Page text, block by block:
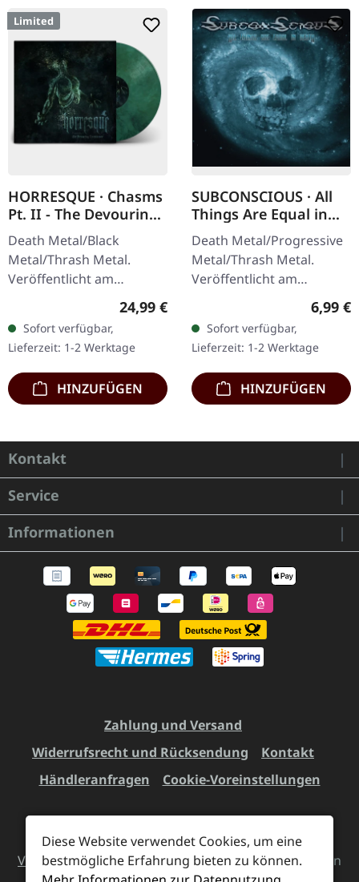
Limited
HORRESQUE · Chasms
Pt. II - The Devouring
Exorbitance |
MARBLED LP
Death Metal/Black
Metal/Thrash Metal.
Veröffentlicht am
22.03.2024, auf Supreme
Chaos Records. Exklusives
'Malstrom
Clear/Grün/Schwarz
marmoriertes'…
Regulärer Preis:
24,99 €
Sofort verfügbar,
Lieferzeit: 1-2 Werktage
HINZUFÜGEN
SUBCONSCIOUS · All
Things Are Equal in
Death | CD
Death Metal/Progressive
Metal/Thrash Metal.
Veröffentlicht am
08.08.2008, auf Supreme
Chaos Records. CD im
Jewelcase mit 8-seitigem
Booklet.…
6,99 €
Sofort verfügbar,
Lieferzeit: 1-2 Werktage
HINZUFÜGEN
Kontakt
Service
Informationen
Zahlung und Versand
Widerrufsrecht und Rücksendung
Kontakt
Händleranfragen
Cookie-Voreinstellungen
Alle Preise inkl. gesetzl. Mehrwertsteuer zzgl.
Versandkostenund ggf. Nachnahmegebühren, wenn
Diese Website verwendet Cookies, um eine
bestmögliche Erfahrung bieten zu können.